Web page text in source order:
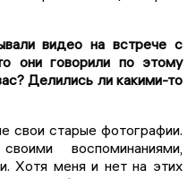
видео на встрече с
они говорили по этому
Делились ли какими-то
свои старые фотографии.
воспоминаниями,
Хотя меня и нет на этих